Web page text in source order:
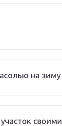
на зиму
своими